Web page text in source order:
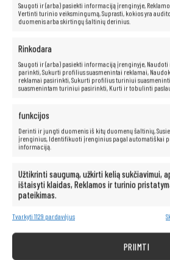
Saugoti ir (arba) pasiekti informaciją įrenginyje,
Vertinti turinio veiksmingumą, Suprasti, kokios yra
duomenis arba skirtingų šaltinių derinius.
Rinkodara
Saugoti ir (arba) pasiekti informaciją įrenginyje,
parinkti, Sukurti profilius suasmenintai reklamai,
reklamai pasirinkti, Sukurti profilius turiniui
suasmenintam turiniui pasirinkti, Kurti ir tobulinti
funkcijos
Derinti ir jungti duomenis iš kitų duomenų šaltinių,
įrenginius, Identifikuoti įrenginius pagal automatiškai
informaciją.
Užtikrinti saugumą, užkirti kelią sukčiavimui,
ištaisyti klaidas, Reklamos ir turinio
pateikimas.
Tvarkyti 1129 pardavėjus
PRIIMTI
Neribotos multimedijos
po ranka!
Kompiuteris taip pat idealiai tinka visoms
Be vargo transliuokite filmus ir muziką
platformų kaip „Netflix“, „HBO“, „Amazon“,